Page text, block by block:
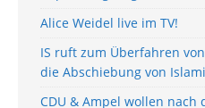
Alice Weidel live im TV!
IS ruft zum Überfahren
die Abschiebung von
CDU & Ampel wollen nach